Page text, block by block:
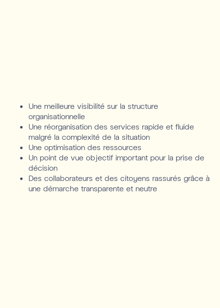
Une meilleure visibilité sur la structure
organisationnelle
Une réorganisation des services rapide et fluide
malgré la complexité de la situation
Une optimisation des ressources
Un point de vue objectif important pour la prise de
décision
Des collaborateurs et des citoyens rassurés grâce à
une démarche transparente et neutre